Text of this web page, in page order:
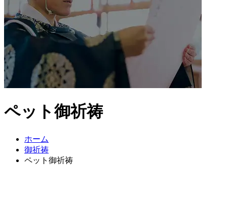
ペット御祈祷
ホーム
御祈祷
ペット御祈祷